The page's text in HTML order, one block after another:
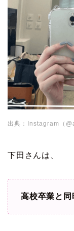
出典：Instagram（
下田さんは、
高校卒業と同